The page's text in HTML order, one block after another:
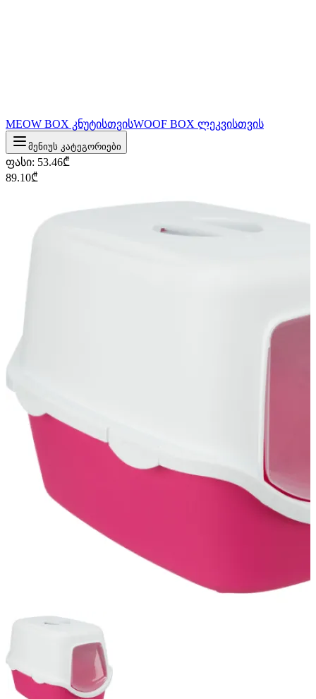
MEOW BOX კნუტისთვისWOOF BOX ლეკვისთვის
მენიუს კატეგორიები
ფასი: 53.46₾
89.10₾